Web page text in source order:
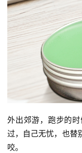
纪
录
佛
策
法
规
外出郊游，跑步的
过，自己无忧，也替
咬。